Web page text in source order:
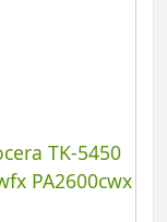
TK-5450
PA2600cwx